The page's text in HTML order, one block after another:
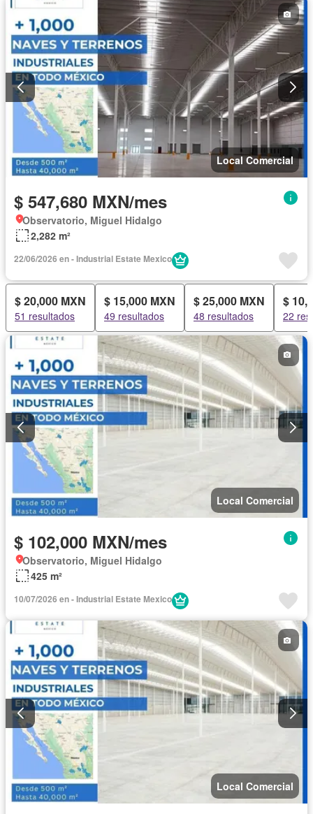
Local Comercial
$ 547,680 MXN/mes
Observatorio, Miguel Hidalgo
2,282 m²
22/06/2026 en - Industrial Estate Mexico
$ 20,000 MXN
51 resultados
$ 15,000 MXN
49 resultados
$ 25,000 MXN
48 resultados
$
22
Local Comercial
$ 102,000 MXN/mes
Observatorio, Miguel Hidalgo
425 m²
10/07/2026 en - Industrial Estate Mexico
Local Comercial